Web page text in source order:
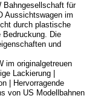
Bahngesellschaft für
Aussichtswagen im
durch plastische
Bedruckung. Die
und
im originalgetreuen
Lackierung |
| Hervorragende
von US Modellbahnen